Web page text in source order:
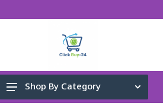
Shop By Category